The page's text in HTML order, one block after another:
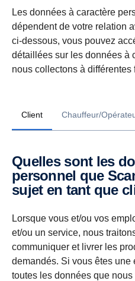
Les données à caractère
dépendent de votre relation
ci-dessous, vous pouvez
détaillées sur les données à
nous collectons à différentes
Client Chauffeur/
Quelles sont les données à caractère
personnel que
sujet en tant que
Lorsque vous et/ou vos
et/ou un service, nous
communiquer et livrer les
demandés. Si vous êtes une
toutes les données que